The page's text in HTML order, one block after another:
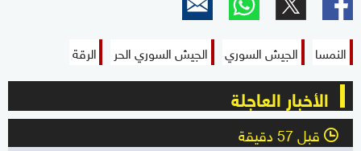
النمسا الجيش السوري الجيش السوري الحر الرقة
الأخبار العاجلة
l قبل 57 دقيقة